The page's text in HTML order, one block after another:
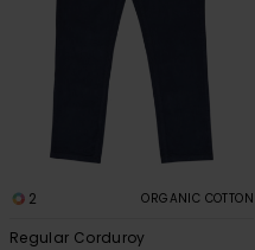
2 ORGANIC COTTON
Regular Corduroy